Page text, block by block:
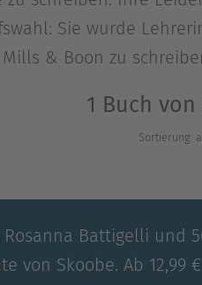
Sie wurde
& Boon zu
1 Buch
Sortierung:
Battigelli und
von Skoobe. Ab 12,99